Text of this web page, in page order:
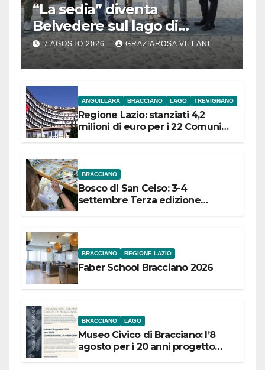
“La sedia” diventa
Belvedere sul lago di
Bracciano: ieri
l’inaugurazione
7 AGOSTO 2026 GRAZIAROSA VILLANI
ANGUILLARA BRACCIANO LAGO TREVIGNANO
Regione Lazio: stanziati 4,2
milioni di euro per i 22 Comuni
BRACCIANO
Bosco di San Celso: 3-4
settembre Terza edizione
BRACCIANO REGIONE LAZIO
Faber School Bracciano 2026
BRACCIANO LAGO
Museo Civico di Bracciano: l’8
agosto per i 20 anni progetto